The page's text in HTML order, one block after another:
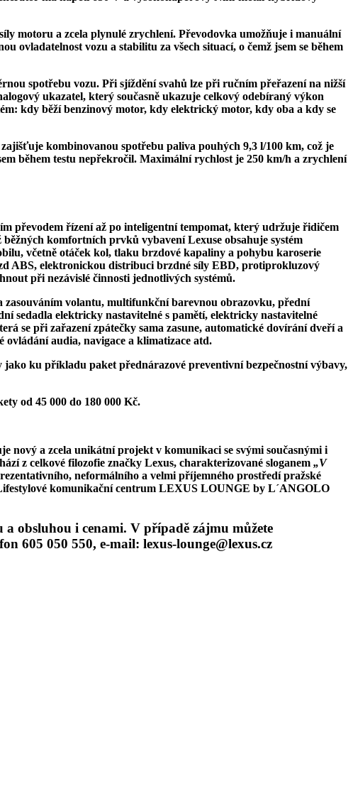
motoru a zcela plynulé zrychlení. Převodovka umožňuje i manuální
ovladatelnost vozu a stabilitu za všech situací, o čemž jsem se během
spotřebu vozu. Při sjíždění svahů lze při ručním přeřazení na nižší
ukazatel, který současně ukazuje celkový odebíraný výkon
kdy běží benzinový motor, kdy elektrický motor, kdy oba a kdy se
zajišťuje kombinovanou spotřebu paliva pouhých 9,3 l/100 km, což je
během testu nepřekročil. Maximální rychlost je 250 km/h a zrychlení
převodem řízení až po inteligentní tempomat, který udržuje řidičem
běžných komfortních prvků vybavení Lexuse obsahuje systém
včetně otáček kol, tlaku brzdové kapaliny a pohybu karoserie
ABS, elektronickou distribuci brzdné síly EBD, protiprokluzový
při nezávislé činnosti jednotlivých systémů.
zasouváním volantu, multifunkční barevnou obrazovku, přední
sedadla elektricky nastavitelné s pamětí, elektricky nastavitelné
se při zařazení zpátečky sama zasune, automatické dovírání dveří a
audia, navigace a klimatizace atd.
ku příkladu paket přednárazové preventivní bezpečnostní výbavy,
od 45 000 do 180 000 Kč.
nový a zcela unikátní projekt v komunikaci se svými současnými i
z celkové filozofie značky Lexus, charakterizované sloganem „V
neformálního a velmi příjemného prostředí pražské
komunikační centrum LEXUS LOUNGE by L´ANGOLO
obsluhou i cenami. V případě zájmu můžete
605 050 550, e-mail: lexus-lounge@lexus.cz